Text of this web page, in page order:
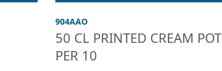
904AAO
50 CL PRINTED CREAM POT
PER 10